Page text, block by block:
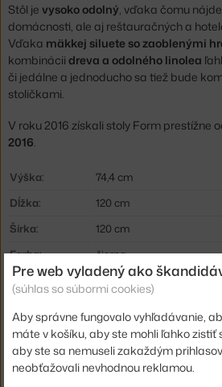
Stôl je vysoko odolný, vďaka čomu
domácnosti, ale aj reštauračných a
Vďaka mäkkej siluete so zaoblenými
kombinácii dreva a odolného linolea
či jedálne a jednoducho sa tiež bude
stoličkami.
V roku 2016 získali stoly Form prestížne
2016.
Výška:
74,4 cm
Dĺžka:
120 cm
Šírka:
120 cm
Farba:
čierna
Materiál:
dubové drevo, linoleum
Tvar:
štvorec
Doska:
laminát / linoleum
Pre web vyladený ako
(súhlas so súbormi cookies)
Aby správne fungovalo vyhľadávanie,
máte v košíku, aby ste mohli ľahko zistiť
aby ste sa nemuseli zakaždým
neobťažovali nevhodnou reklamou.